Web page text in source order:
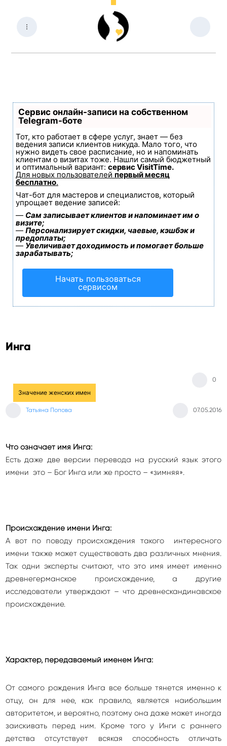
Сервис онлайн-записи на собственном
Telegram-боте
Тот, кто работает в сфере услуг, знает — без
ведения записи клиентов никуда. Мало того, что
нужно видеть свое расписание, но и напоминать
клиентам о визитах тоже. Нашли самый бюджетный
и оптимальный вариант: сервис VisitTime.
Для новых пользователей первый месяц
бесплатно.
Чат-бот для мастеров и специалистов, который
упрощает ведение записей:
— Сам записывает клиентов и напоминает им о
визите;
— Персонализирует скидки, чаевые, кэшбэк и
предоплаты;
— Увеличивает доходимость и помогает больше
зарабатывать;
Начать пользоваться
сервисом
Инга
Значение женских имен
Татьяна Попова 07.05.2016
0
Что означает имя Инга:
Есть даже две версии перевода на русский язык этого
имени это – Бог Инга или же просто – «зимняя».
Происхождение имени Инга:
А вот по поводу происхождения такого интересного
имени также может существовать два различных мнения.
Так одни эксперты считают, что это имя имеет именно
древнегерманское происхождение, а другие
исследователи утверждают – что древнескандинавское
происхождение.
Характер, передаваемый именем Инга:
От самого рождения Инга все больше тянется именно к
отцу, он для нее, как правило, является наибольшим
авторитетом, и вероятно, поэтому она даже может иногда
заискивать перед ним. Кроме того у Инги с раннего
детства отсутствует всякая способность отличать